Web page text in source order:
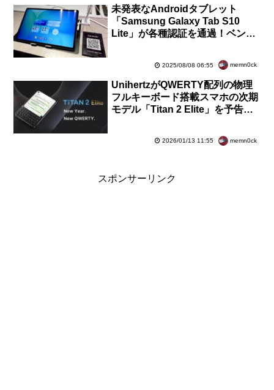
未発表なAndroidタブレット
「Samsung Galaxy Tab S10
Lite」が各種認証を通過！ベンチ
2025/08/08 06:55 memn0ck
UnihertzがQWERTY配列の物理
フルキーボード搭載スマホの次期
モデル「Titan 2 Elite」を予告！
2026/01/13 11:55 memn0ck
スポンサーリンク